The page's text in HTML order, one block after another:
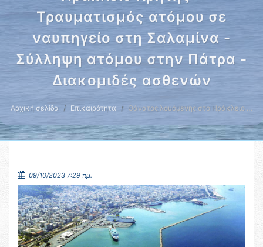
Τραυματισμός ατόμου σε
ναυπηγείο στη Σαλαμίνα -
Σύλληψη ατόμου στην Πάτρα -
Διακομιδές ασθενών
Αρχική σελίδα Επικαιρότητα Θάνατος λουόμενης στο Ηράκλειο …
09/10/2023 7:29 πμ.